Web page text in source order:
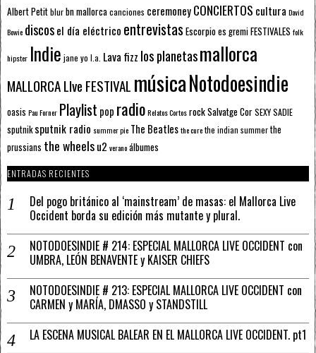
Albert Petitblurbn mallorcacanciones ceremoneyCONCIERTOS cultura David
Bowie discosel día eléctrico entrevistas Escorpioes gremiFESTIVALES folk
hipster Indie jane yo l.a. Lava fizz los planetasmallorca
MALLORCA LIve FESTIVAL músicaNotodoesindie
oasis Pau Forner Playlist pop radioRelatos CortosrockSalvatge CorSEXY SADIE
sputnik sputnik radio summer pie The Beatlesthe curethe indian summerthe
prussians the wheelsu2 veranoálbumes
ENTRADAS RECIENTES
Del pogo británico al ‘mainstream’ de masas: el Mallorca Live
Occident borda su edición más mutante y plural.
NOTODOESINDIE # 214: ESPECIAL MALLORCA LIVE OCCIDENT con
UMBRA, LEÓN BENAVENTE y KAISER CHIEFS
NOTODOESINDIE # 213: ESPECIAL MALLORCA LIVE OCCIDENT con
CARMEN y MARÍA, DMASSO y STANDSTILL
LA ESCENA MUSICAL BALEAR EN EL MALLORCA LIVE OCCIDENT. pt1